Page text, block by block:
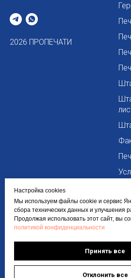
Настройка cookies
Мы используем файлы cookie и сервис
сбора технических данных и улучшения
Продолжая использовать этот сайт, вы
политикой конфиденциальности
Принять все
Отклонить все
2026 ПРОПЕЧАТИ
Информация
Политика
конфиденциальности
Требования к макетам